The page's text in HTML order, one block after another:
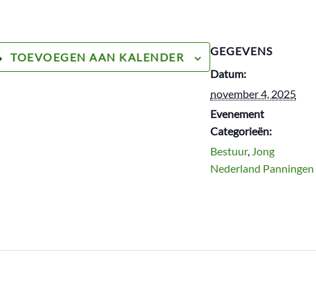
TOEVOEGEN AAN KALENDER
GEGEVENS
Datum:
november 4, 2025
Evenement
Categorieën:
Bestuur, Jong
Nederland Panningen